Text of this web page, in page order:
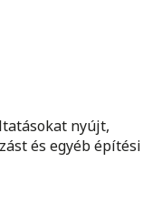
nyújt,
és egyéb építési